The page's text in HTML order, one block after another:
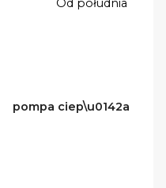
Od południa
pompa ciep\u0142a